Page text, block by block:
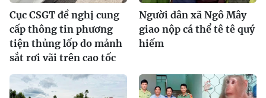
Cục CSGT đề nghị cung
cấp thông tin phương
tiện thủng lốp do mảnh
sắt rơi vãi trên cao tốc
Người dân xã Ngô Mây
giao nộp cá thể tê tê quý
hiếm